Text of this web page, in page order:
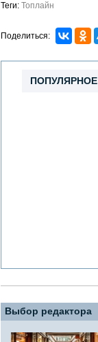
Теги: Топлайн
Поделиться:
ПОПУЛЯРНОЕ
Выбор редактора